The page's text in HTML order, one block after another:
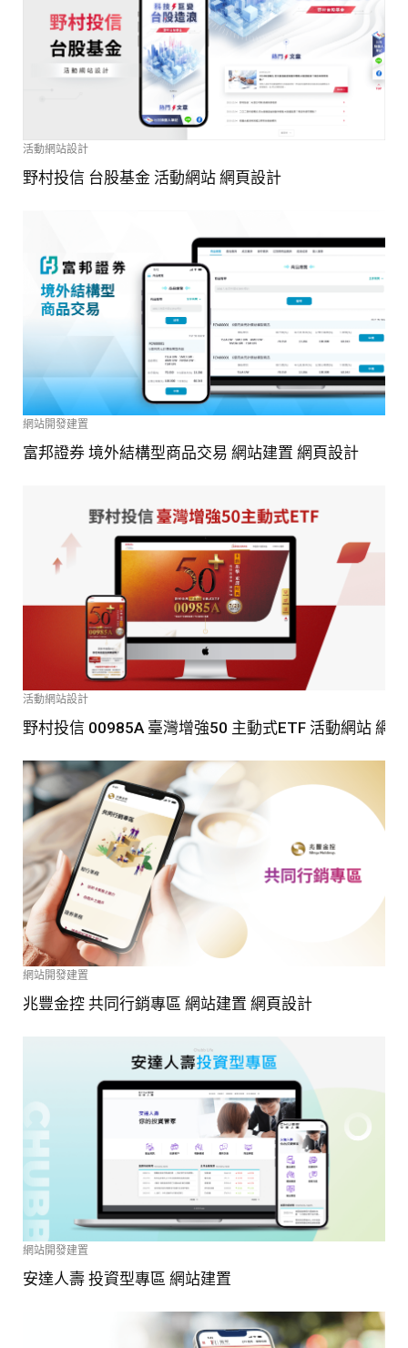
活動網站設計
野村投信 台股基金 活動網站 網頁設計
網站開發建置
富邦證券 境外結構型商品交易 網站建置 網頁設計
活動網站設計
野村投信 00985A 臺灣增強50 主動式ETF 活動網站 網
網站開發建置
兆豐金控 共同行銷專區 網站建置 網頁設計
網站開發建置
安達人壽 投資型專區 網站建置